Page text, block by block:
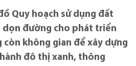
Quy hoạch sử dụng đất
dọn đường cho phát triển
còn không gian để xây dựng
đô thị xanh, thông